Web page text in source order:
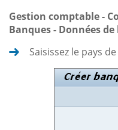
Gestion comptable -
Banques - Données
Saisissez le pays